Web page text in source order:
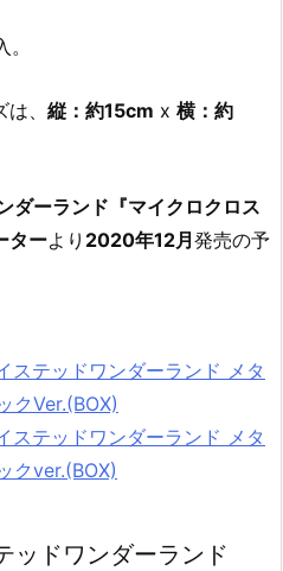
、 縦：約15cm x 横：約
ダーランド『マイクロクロス
ターより 2020年12月 発売の予
ステッドワンダーランド メタ
クVer.(BOX)
ステッドワンダーランド メタ
クver.(BOX)
ッドワンダーランド